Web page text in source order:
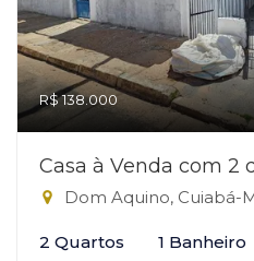
R$ 138.000
Casa à Venda com 2
Dom Aquino, Cuiabá-
2 Quartos 1 Banheiro